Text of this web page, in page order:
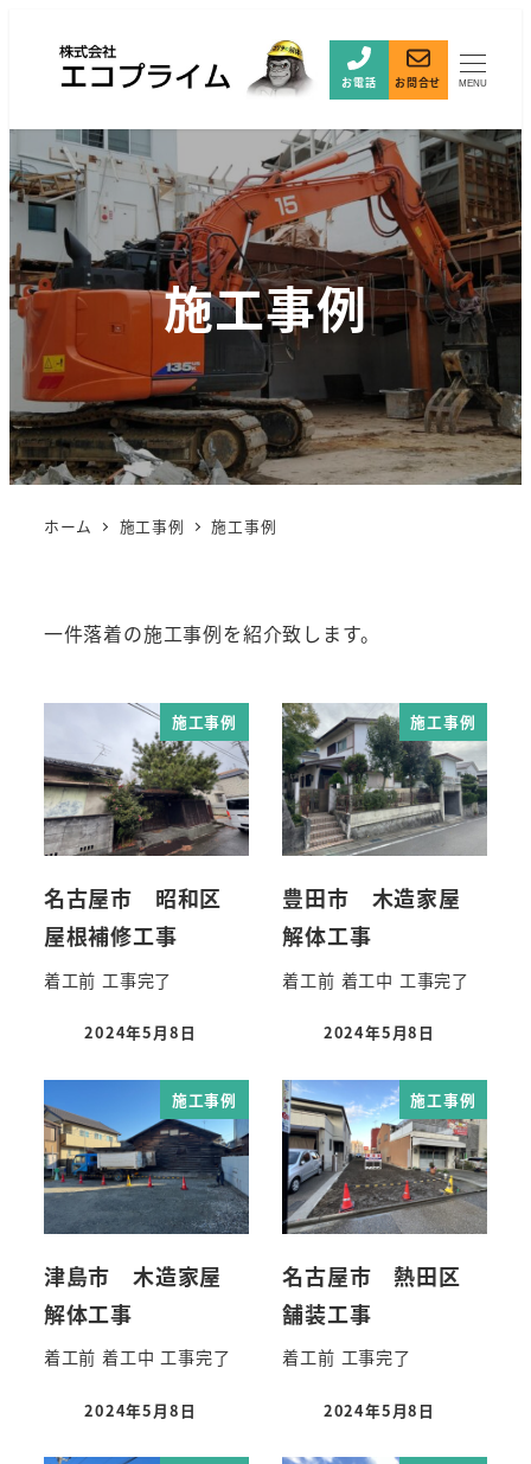
お電話 お問合せ MENU
施工事例
ホーム 施工事例 施工事例
一件落着の施工事例を紹介致します。
施工事例
名古屋市 昭和区
屋根補修工事
着工前 工事完了
2024年5月8日
施工事例
豊田市 木造家屋
解体工事
着工前 着工中 工事完了
2024年5月8日
施工事例
津島市 木造家屋
解体工事
着工前 着工中 工事完了
2024年5月8日
施工事例
名古屋市 熱田区
舗装工事
着工前 工事完了
2024年5月8日